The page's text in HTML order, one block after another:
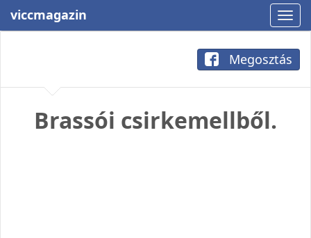
viccmagazin
Megosztás
Brassói csirkemellből.